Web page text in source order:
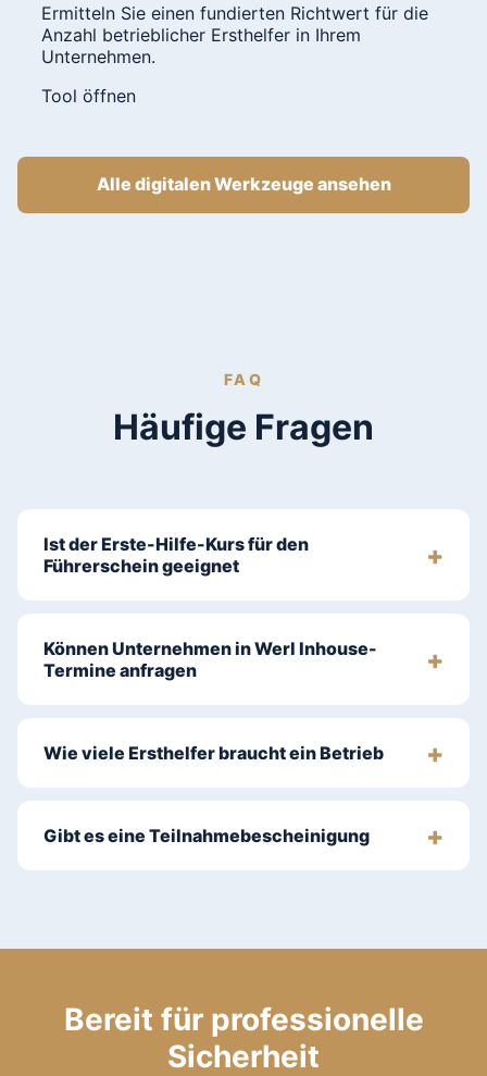
Ermitteln Sie einen fundierten Richtwert für die
Anzahl betrieblicher Ersthelfer in Ihrem
Unternehmen.
Tool öffnen
Alle digitalen Werkzeuge ansehen
FAQ
Häufige Fragen
Ist der Erste-Hilfe-Kurs für den
Führerschein geeignet
Können Unternehmen in Werl Inhouse-
Termine anfragen
Wie viele Ersthelfer braucht ein Betrieb
Gibt es eine Teilnahmebescheinigung
Bereit für professionelle
Sicherheit